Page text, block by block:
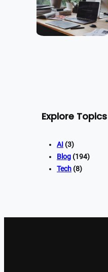
Explore Topics
AI (3)
Blog (194)
Tech (8)